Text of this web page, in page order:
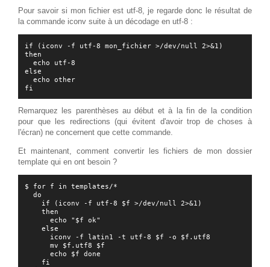
Pour savoir si mon fichier est utf-8, je regarde donc le résultat de
la commande iconv suite à un décodage en utf-8 :
if (iconv -f utf-8 mon_fichier >/dev/null 2>&1)
then
  echo utf-8
else
  echo other
Remarquez les parenthèses au début et à la fin de la condition
pour que les redirections (qui évitent d'avoir trop de choses à
l'écran) ne concernent que cette commande.
Et maintenant, comment convertir les fichiers de mon dossier
template qui en ont besoin ?
$ for f in templates/*
  do
    if (iconv -f utf-8 $f >/dev/null 2>&1)
    then
      echo "$f ok"
    else
      iconv -f latin1 -t utf-8 $f -o $f.utf8
      mv $f.utf8 $f
      echo $f done
    fi